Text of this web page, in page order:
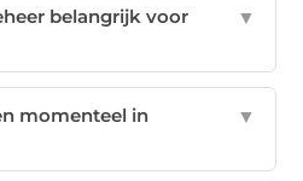
belangrijk voor
▼
momenteel in
▼